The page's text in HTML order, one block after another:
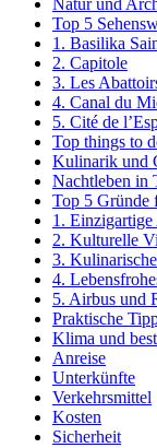
Natur und
Top 5
1. Basilika
2. Capitole
3. Les
4. Canal du
5. Cité de
Top things to
Kulinarik und
Nachtleben in
Top 5 Gründe
1.
2. Kulturelle
3.
4.
5. Airbus und
Praktische
Klima und
Anreise
Unterkünfte
Verkehrsmittel
Kosten
Sicherheit